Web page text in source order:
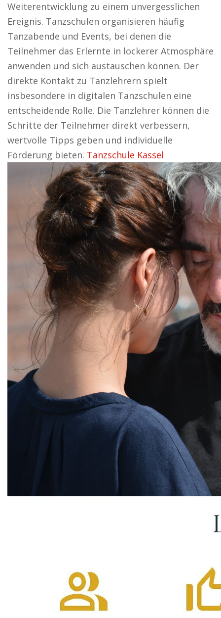
Weiterentwicklung zu einem unvergesslichen
Ereignis. Tanzschulen organisieren häufig
Tanzabende und Events, bei denen die
Teilnehmer das Erlernte in lockerer Atmosphäre
anwenden und sich austauschen können. Der
direkte Kontakt zu Tanzlehrern spielt
insbesondere in digitalen Tanzschulen eine
entscheidende Rolle. Die Tanzlehrer können die
Schritte der Teilnehmer direkt verbessern,
wertvolle Tipps geben und individuelle
Förderung bieten. Tanzschule Kassel